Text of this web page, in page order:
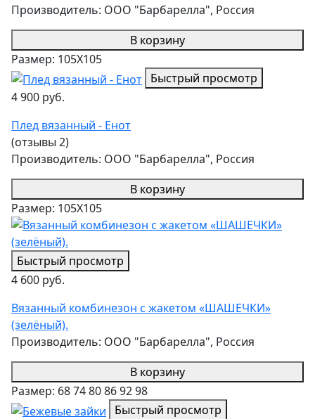
Производитель: ООО "Барбарелла", Россия
В корзину
Размер: 105Х105
Быстрый просмотр
4 900 руб.
Плед вязанный - Енот
(отзывы 2)
Производитель: ООО "Барбарелла", Россия
В корзину
Размер: 105Х105
Быстрый просмотр
4 600 руб.
Вязанный комбинезон с жакетом «ШАШЕЧКИ»
(зелёный).
Производитель: ООО "Барбарелла", Россия
В корзину
Размер: 687480869298
Быстрый просмотр